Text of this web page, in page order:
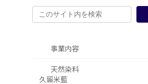
事業内容
天然染料
久留米藍